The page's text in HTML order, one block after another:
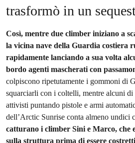
trasformò in un
Così, mentre due climber iniziano a
la vicina nave della Guardia costiera
rapidamente lanciando a sua volta
bordo agenti mascherati con
colpiscono ripetutamente i gommoni di
squarciarli con i coltelli, mentre alcuni
attivisti puntando pistole e armi
dell’Arctic Sunrise conta almeno undici
catturano i climber Sini e Marco, che
sulla struttura prima di essere